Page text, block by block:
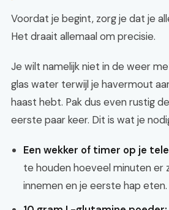
Voordat je begint, zorg je dat je
Het draait allemaal om precisie.
Je wilt namelijk niet in de weer
glas water terwijl je havermout
haast hebt. Pak dus even rustig
eerste paar keer. Dit is wat je
Een wekker of timer op je
te houden hoeveel minuten er
innemen en je eerste hap eten.